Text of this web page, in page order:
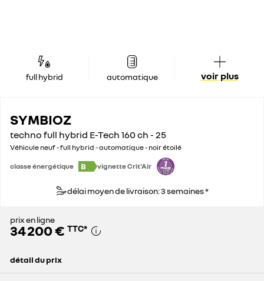
full hybrid automatique voir plus
SYMBIOZ
techno full hybrid E-Tech 160 ch - 25
Véhicule neuf - full hybrid - automatique - noir étoilé
classe énergétique B vignette Crit'Air
délai moyen de livraison: 3 semaines *
prix en ligne
34 200 € TTC*
détail du prix